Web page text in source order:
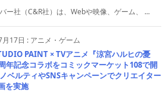
ー社（C&R社）は、Webや映像、ゲーム、 ...
17日 : アニメ・ゲーム
PAINT × TVアニメ『涼宮ハルヒの憂
年記念コラボをコミックマーケット108で開
ベルティやSNSキャンペーンでクリエイター
を実施